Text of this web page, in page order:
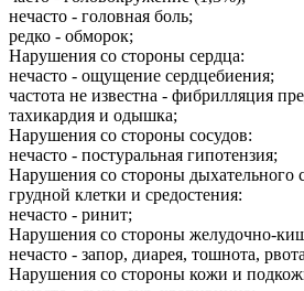
нечасто - головная боль;
редко - обморок;
Нарушения со стороны сердца:
нечасто - ощущение сердцебиения;
частота не известна - фибрилляция
тахикардия и одышка;
Нарушения со стороны сосудов:
нечасто - постуральная гипотензия;
Нарушения со стороны дыхательного
грудной клетки и средостения:
нечасто - ринит;
Нарушения со стороны желудочно-
нечасто - запор, диарея, тошнота,
Нарушения со стороны кожи и